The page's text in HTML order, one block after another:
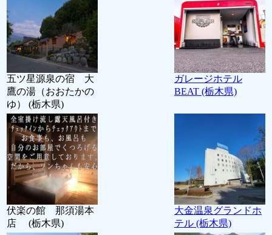
五ツ星源泉の宿 大
鷹の湯（おおたかの
ゆ） (栃木県)
ガレージホテル
BEAT (栃木県)
伏楽の館 那須湯本
店 (栃木県)
大金温泉グランドホ
テル (栃木県)